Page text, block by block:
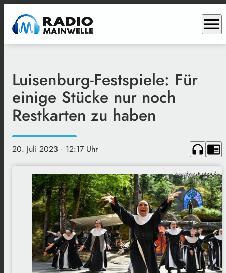
menu
Luisenburg-Festspiele: Für
einige Stücke nur noch
Restkarten zu haben
20. Juli 2023 · 12:17 Uhr headphones chrome_reader_mode
Luisenburg-Festspiele